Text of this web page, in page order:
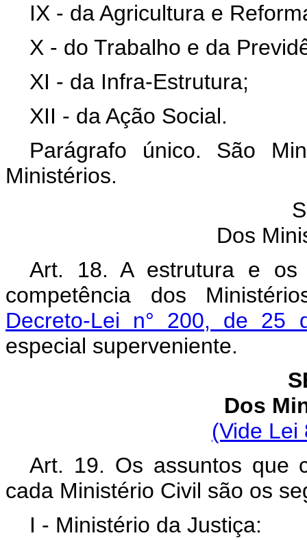
IX - da Agricultura e
X - do Trabalho e da
XI - da Infra-Estrutura;
XII - da Ação Social.
Parágrafo único. São
Ministérios.
Dos
Art. 18. A estrutura e os
competência dos
Decreto-Lei n° 200, de 25
especial superveniente.
Dos
(Vide Lei
Art. 19. Os assuntos que
cada Ministério Civil são os
I - Ministério da Justiça: